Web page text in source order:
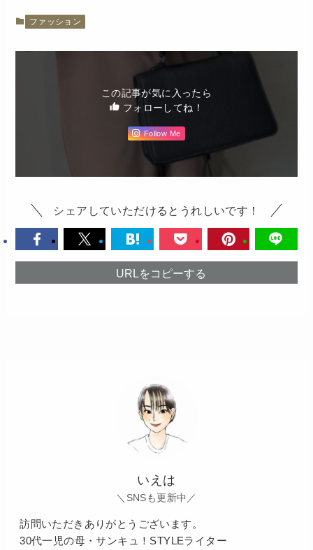
ファッション
この記事が気に入ったら
フォローしてね！
Follow Me
シェアしていただけるとうれしいです！
URLをコピーする
いえは
＼SNSも更新中／
訪問いただきありがとうございます。
30代一児の母・サンキュ！STYLEライター